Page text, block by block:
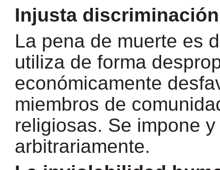
Injusta discriminación
La pena de muerte es
utiliza de forma
económicamente
miembros de
religiosas. Se impone
arbitrariamente.